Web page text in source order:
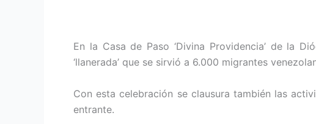
En la Casa de Paso ‘Divina Providencia’ de la
‘llanerada’ que se sirvió a 6.000 migrantes
Con esta celebración se clausura también las
entrante.